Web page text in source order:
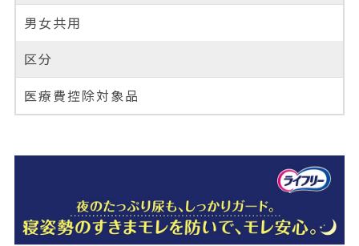
男女共用
区分
医療費控除対象品